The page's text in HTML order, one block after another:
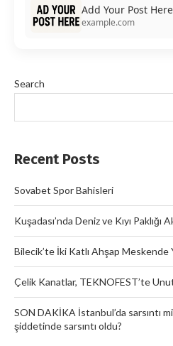
Add Your Post Here
example.com
Search
Recent Posts
Sovabet Spor Bahisleri
Kuşadası’nda Deniz ve Kıyı
Bilecik’te İki Katlı Ahşap Meskende
Çelik Kanatlar, TEKNOFEST’te
SON DAKİKA İstanbul’da sarsıntı
şiddetinde sarsıntı oldu?